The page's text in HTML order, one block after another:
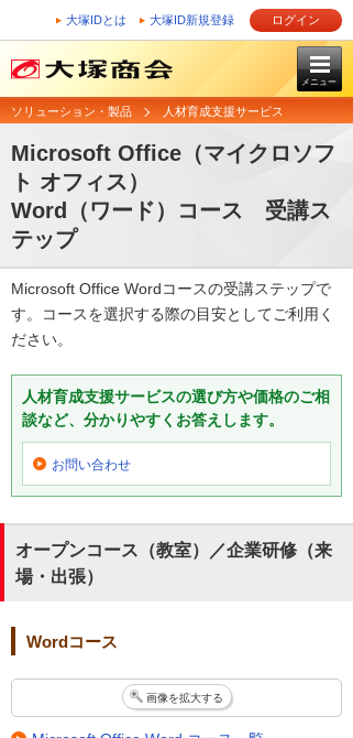
大塚IDとは 大塚ID新規登録 ログイン
メニュー
ソリューション・製品 人材育成支援サービス
Microsoft Office（マイクロソフ
ト オフィス）
Word（ワード）コース 受講ス
テップ
Microsoft Office Wordコースの受講ステップで
す。コースを選択する際の目安としてご利用く
ださい。
人材育成支援サービスの選び方や価格のご相
談など、分かりやすくお答えします。
お問い合わせ
オープンコース（教室）／企業研修（来
場・出張）
Wordコース
画像を拡大する